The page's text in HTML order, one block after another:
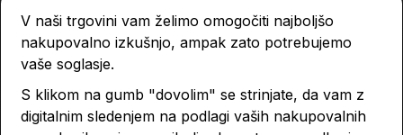
V naši trgovini vam želimo omogočiti najboljšo
nakupovalno izkušnjo, ampak zato potrebujemo
vaše soglasje.
S klikom na gumb "dovolim" se strinjate, da vam z
digitalnim sledenjem na podlagi vaših nakupovalnih